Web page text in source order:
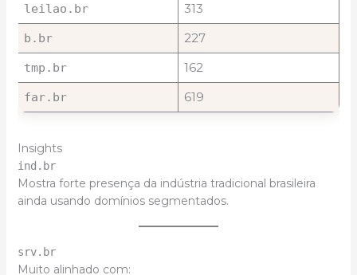
leilao.br 313
b.br 227
tmp.br 162
far.br 619
Insights
ind.br
Mostra forte presença da indústria tradicional brasileira
ainda usando domínios segmentados.
srv.br
Muito alinhado com: